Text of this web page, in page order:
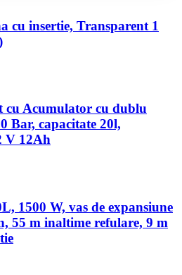
cu insertie, Transparent 1
cu Acumulator cu dublu
Bar, capacitate 20l,
V 12Ah
1500 W, vas de expansiune
55 m inaltime refulare, 9 m